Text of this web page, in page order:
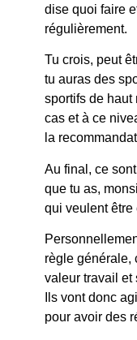
dise quoi faire
régulièrement.
Tu crois, peut
tu auras des
sportifs de haut
cas et à ce
la
Au final, ce
que tu as,
qui veulent être
règle générale,
valeur travail et
Ils vont donc
pour avoir des